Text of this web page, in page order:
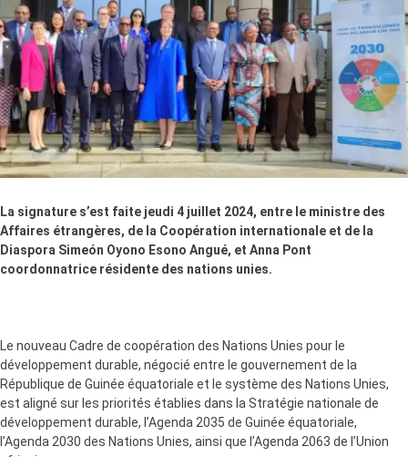
La signature s’est faite jeudi 4 juillet 2024, entre le ministre des
Affaires étrangères, de la Coopération internationale et de la
Diaspora Simeón Oyono Esono Angué, et Anna Pont
coordonnatrice résidente des nations unies.
Le nouveau Cadre de coopération des Nations Unies pour le
développement durable, négocié entre le gouvernement de la
République de Guinée équatoriale et le système des Nations Unies,
est aligné sur les priorités établies dans la Stratégie nationale de
développement durable, l’Agenda 2035 de Guinée équatoriale,
l’Agenda 2030 des Nations Unies, ainsi que l’Agenda 2063 de l’Union